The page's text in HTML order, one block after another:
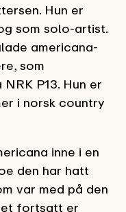
Hun er
som solo-artist.
americana-
som
P13. Hun er
i norsk country
inne i en
den har hatt
var med på den
fortsatt er